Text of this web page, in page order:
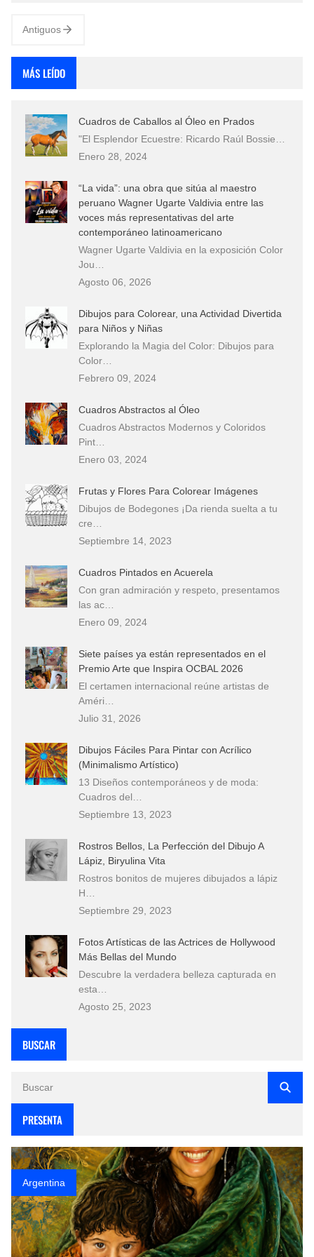
Antiguos
MÁS LEÍDO
Cuadros de Caballos al Óleo en Prados
"El Esplendor Ecuestre: Ricardo Raúl Bossie…
Enero 28, 2024
“La vida”: una obra que sitúa al maestro
peruano Wagner Ugarte Valdivia entre las
voces más representativas del arte
contemporáneo latinoamericano
Wagner Ugarte Valdivia en la exposición Color
Jou…
Agosto 06, 2026
Dibujos para Colorear, una Actividad Divertida
para Niños y Niñas
Explorando la Magia del Color: Dibujos para
Color…
Febrero 09, 2024
Cuadros Abstractos al Óleo
Cuadros Abstractos Modernos y Coloridos
Pint…
Enero 03, 2024
Frutas y Flores Para Colorear Imágenes
Dibujos de Bodegones ¡Da rienda suelta a tu
cre…
Septiembre 14, 2023
Cuadros Pintados en Acuerela
Con gran admiración y respeto, presentamos
las ac…
Enero 09, 2024
Siete países ya están representados en el
Premio Arte que Inspira OCBAL 2026
El certamen internacional reúne artistas de
Améri…
Julio 31, 2026
Dibujos Fáciles Para Pintar con Acrílico
(Minimalismo Artístico)
13 Diseños contemporáneos y de moda:
Cuadros del…
Septiembre 13, 2023
Rostros Bellos, La Perfección del Dibujo A
Lápiz, Biryulina Vita
Rostros bonitos de mujeres dibujados a lápiz
H…
Septiembre 29, 2023
Fotos Artísticas de las Actrices de Hollywood
Más Bellas del Mundo
Descubre la verdadera belleza capturada en
esta…
Agosto 25, 2023
BUSCAR
PRESENTA
Argentina